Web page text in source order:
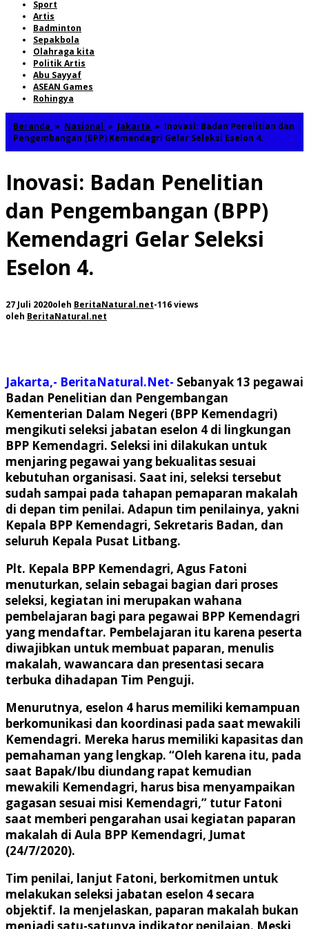
Sport
Artis
Badminton
Sepakbola
Olahraga kita
Politik Artis
Abu Sayyaf
ASEAN Games
Rohingya
Beranda » Nasional » Jakarta » Inovasi: Badan Penelitian dan
Pengembangan (BPP) Kemendagri Gelar Seleksi Eselon 4.
Inovasi: Badan Penelitian
dan Pengembangan (BPP)
Kemendagri Gelar Seleksi
Eselon 4.
27 Juli 2020oleh BeritaNatural.net-116 views
oleh BeritaNatural.net
Jakarta,- BeritaNatural.Net- Sebanyak 13 pegawai
Badan Penelitian dan Pengembangan
Kementerian Dalam Negeri (BPP Kemendagri)
mengikuti seleksi jabatan eselon 4 di lingkungan
BPP Kemendagri. Seleksi ini dilakukan untuk
menjaring pegawai yang bekualitas sesuai
kebutuhan organisasi. Saat ini, seleksi tersebut
sudah sampai pada tahapan pemaparan makalah
di depan tim penilai. Adapun tim penilainya, yakni
Kepala BPP Kemendagri, Sekretaris Badan, dan
seluruh Kepala Pusat Litbang.
Plt. Kepala BPP Kemendagri, Agus Fatoni
menuturkan, selain sebagai bagian dari proses
seleksi, kegiatan ini merupakan wahana
pembelajaran bagi para pegawai BPP Kemendagri
yang mendaftar. Pembelajaran itu karena peserta
diwajibkan untuk membuat paparan, menulis
makalah, wawancara dan presentasi secara
terbuka dihadapan Tim Penguji.
Menurutnya, eselon 4 harus memiliki kemampuan
berkomunikasi dan koordinasi pada saat mewakili
Kemendagri. Mereka harus memiliki kapasitas dan
pemahaman yang lengkap. “Oleh karena itu, pada
saat Bapak/Ibu diundang rapat kemudian
mewakili Kemendagri, harus bisa menyampaikan
gagasan sesuai misi Kemendagri,” tutur Fatoni
saat memberi pengarahan usai kegiatan paparan
makalah di Aula BPP Kemendagri, Jumat
(24/7/2020).
Tim penilai, lanjut Fatoni, berkomitmen untuk
melakukan seleksi jabatan eselon 4 secara
objektif. Ia menjelaskan, paparan makalah bukan
menjadi satu-satunya indikator penilaian. Meski